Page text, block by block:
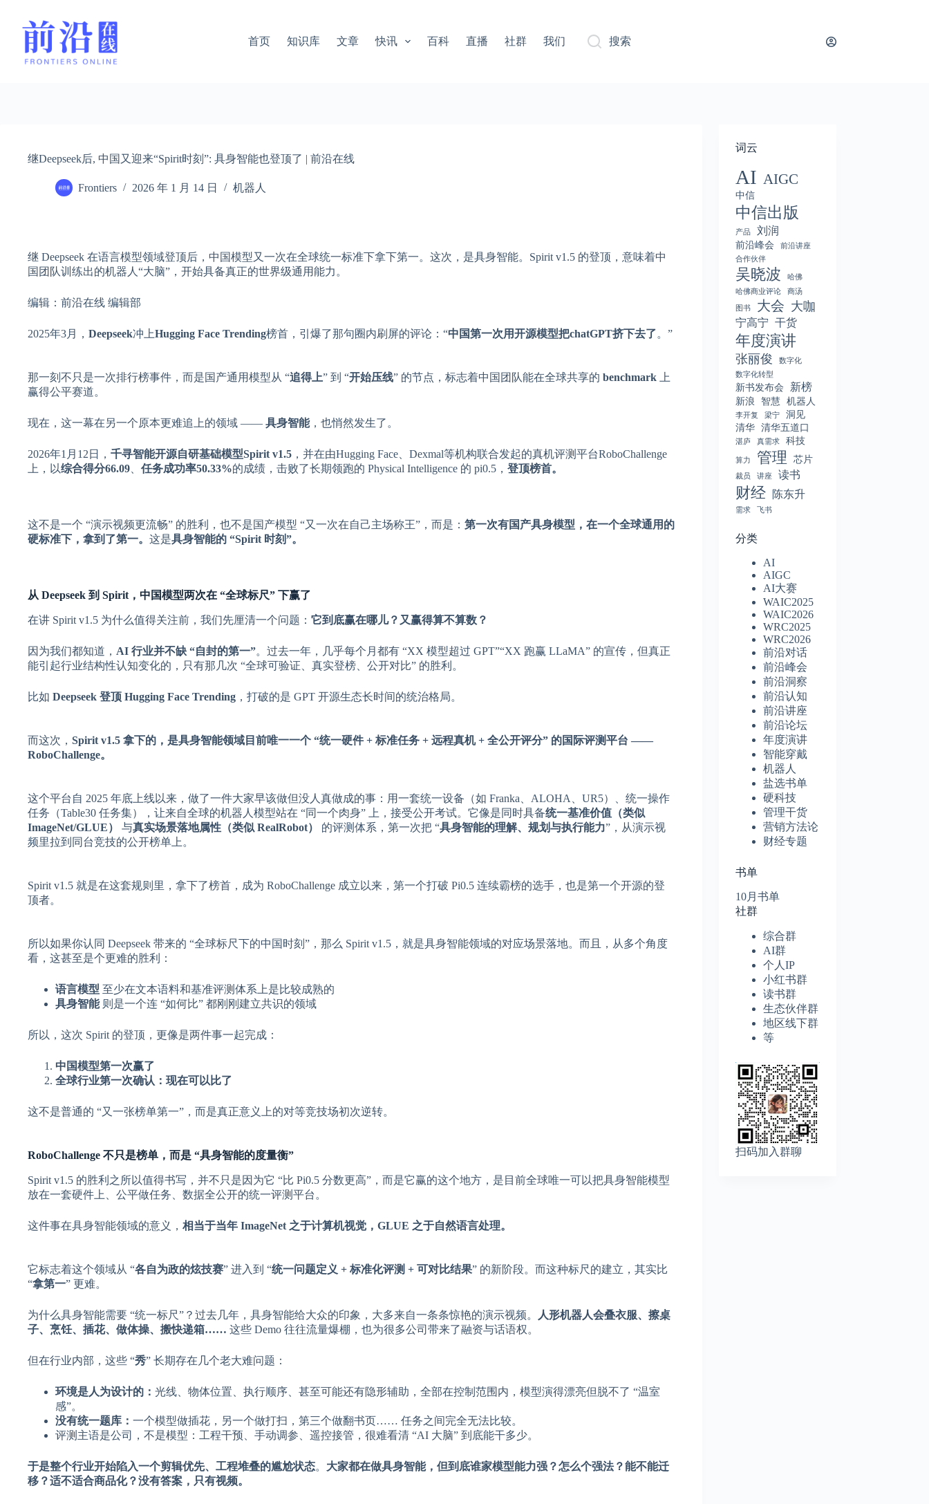
首页 知识库 文章 快讯 百科 直播 社群 我们 搜索
继Deepseek后, 中国又迎来“Spirit时刻”: 具身智能也登顶了 | 前沿在线
Frontiers 2026 年 1 月 14 日 机器人
继 Deepseek 在语言模型领域登顶后，中国模型又一次在全球统一标准下拿下第一。这次，是具身智能。Spirit v1.5 的登顶，意味着中
国团队训练出的机器人“大脑”，开始具备真正的世界级通用能力。
编辑：前沿在线 编辑部
2025年3月， Deepseek冲上Hugging Face Trending榜首，引爆了那句圈内刷屏的评论：“中国第一次用开源模型把chatGPT挤下去了。”
那一刻不只是一次排行榜事件，而是国产通用模型从 “追得上” 到 “开始压线” 的节点，标志着中国团队能在全球共享的 benchmark 上
赢得公平赛道。
现在，这一幕在另一个原本更难追上的领域 —— 具身智能，也悄然发生了。
2026年1月12日， 千寻智能开源自研基础模型Spirit v1.5 ，并在由Hugging Face、Dexmal等机构联合发起的真机评测平台RoboChallenge
上，以综合得分66.09 任务成功率50.33%的成绩，击败了长期领跑的 Physical Intelligence 的 pi0.5， 登顶榜首。
这不是一个 “演示视频更流畅” 的胜利，也不是国产模型 “又一次在自己主场称王”，而是： 第一次有国产具身模型，在一个全球通用的
硬标准下，拿到了第一。 这是具身智能的 “Spirit 时刻”。
从 Deepseek 到 Spirit，中国模型两次在 “全球标尺” 下赢了
在讲 Spirit v1.5 为什么值得关注前，我们先厘清一个问题： 它到底赢在哪儿？又赢得算不算数？
因为我们都知道， AI 行业并不缺 “自封的第一”。过去一年，几乎每个月都有 “XX 模型超过 GPT”“XX 跑赢 LLaMA” 的宣传，但真正
能引起行业结构性认知变化的，只有那几次 “全球可验证、真实登榜、公开对比” 的胜利。
比如 Deepseek 登顶 Hugging Face Trending ，打破的是 GPT 开源生态长时间的统治格局。
而这次， Spirit v1.5 拿下的，是具身智能领域目前唯一一个 “统一硬件 + 标准任务 + 远程真机 + 全公开评分” 的国际评测平台 ——
RoboChallenge。
这个平台自 2025 年底上线以来，做了一件大家早该做但没人真做成的事：用一套统一设备（如 Franka、ALOHA、UR5）、统一操作
任务（Table30 任务集），让来自全球的机器人模型站在 “同一个肉身” 上，接受公开考试。它像是同时具备统一基准价值（类似
ImageNet/GLUE）
与真实场景落地属性（类似 RealRobot） 的评测体系，第一次把 “具身智能的理解、规划与执行能力”，从演示视
频里拉到同台竞技的公开榜单上。
Spirit v1.5 就是在这套规则里，拿下了榜首，成为 RoboChallenge 成立以来，第一个打破 Pi0.5 连续霸榜的选手，也是第一个开源的登
顶者。
所以如果你认同 Deepseek 带来的 “全球标尺下的中国时刻”，那么 Spirit v1.5，就是具身智能领域的对应场景落地。而且，从多个角度
看，这甚至是个更难的胜利：
语言模型 至少在文本语料和基准评测体系上是比较成熟的
具身智能则是一个连 “如何比” 都刚刚建立共识的领域
所以，这次 Spirit 的登顶，更像是两件事一起完成：
中国模型第一次赢了
全球行业第一次确认：现在可以比了
这不是普通的 “又一张榜单第一”，而是真正意义上的对等竞技场初次逆转。
RoboChallenge 不只是榜单，而是 “具身智能的度量衡”
Spirit v1.5 的胜利之所以值得书写，并不只是因为它 “比 Pi0.5 分数更高”，而是它赢的这个地方，是目前全球唯一可以把具身智能模型
放在一套硬件上、公平做任务、数据全公开的统一评测平台。
这件事在具身智能领域的意义， 相当于当年 ImageNet 之于计算机视觉，GLUE 之于自然语言处理。
它标志着这个领域从 “各自为政的炫技赛” 进入到 “统一问题定义 + 标准化评测 + 可对比结果” 的新阶段。而这种标尺的建立，其实比
“拿第一” 更难。
为什么具身智能需要 “统一标尺”？过去几年，具身智能给大众的印象，大多来自一条条惊艳的演示视频。
人形机器人会叠衣服、擦桌
子、烹饪、插花、做体操、搬快递箱…… 这些 Demo 往往流量爆棚，也为很多公司带来了融资与话语权。
但在行业内部，这些 “秀” 长期存在几个老大难问题：
环境是人为设计的： 光线、物体位置、执行顺序、甚至可能还有隐形辅助，全部在控制范围内，模型演得漂亮但脱不了 “温室
感”。
没有统一题库： 一个模型做插花，另一个做打扫，第三个做翻书页…… 任务之间完全无法比较。
评测主语是公司，不是模型：工程干预、手动调参、遥控接管，很难看清 “AI 大脑” 到底能干多少。
于是整个行业开始陷入一个剪辑优先、工程堆叠的尴尬状态。 大家都在做具身智能，但到底谁家模型能力强？怎么个强法？能不能迁
移？适不适合商品化？没有答案，只有视频。
词云
AI AIGC
中信
中信出版
产品 刘润
前沿峰会
前沿讲座
合作伙伴
吴晓波
哈佛
哈佛商业评论
商汤
图书 大会 大咖
宁高宁 干货
年度演讲
张丽俊
数字化
数字化转型
新书发布会 新榜
新浪 智慧 机器人
李开复 梁宁
洞见
清华
清华五道口
湛庐 真需求 科技
算力 管理 芯片
裁员 讲座 读书
财经 陈东升
需求 飞书
分类
AI
AIGC
AI大赛
WAIC2025
WAIC2026
WRC2025
WRC2026
前沿对话
前沿峰会
前沿洞察
前沿认知
前沿讲座
前沿论坛
年度演讲
智能穿戴
机器人
盐选书单
硬科技
管理干货
营销方法论
财经专题
书单
10月书单
社群
综合群
AI群
个人IP
小红书群
读书群
生态伙伴群
地区线下群
等
扫码加入群聊